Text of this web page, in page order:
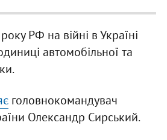
РФ на війні в Україні
автомобільної та
головнокомандувач
Олександр Сирський.